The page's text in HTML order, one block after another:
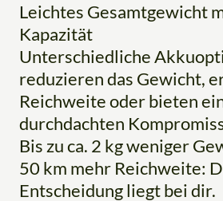
Leichtes Gesamtgewicht
Kapazität
Unterschiedliche
reduzieren das Gewicht,
Reichweite oder bieten
durchdachten
Bis zu ca. 2 kg weniger
50 km mehr Reichweite:
Entscheidung liegt bei dir.